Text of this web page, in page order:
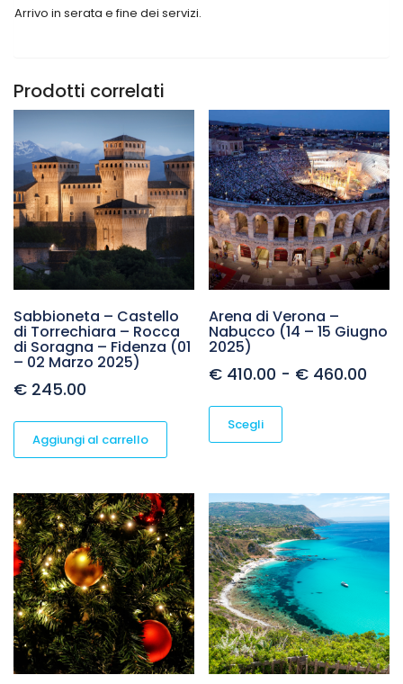
Arrivo in serata e fine dei servizi.
Prodotti correlati
Sabbioneta – Castello
di Torrechiara – Rocca
di Soragna – Fidenza (01
– 02 Marzo 2025)
€ 245.00
Aggiungi al carrello
Arena di Verona –
Nabucco (14 – 15 Giugno
2025)
€ 410.00 - € 460.00
Scegli